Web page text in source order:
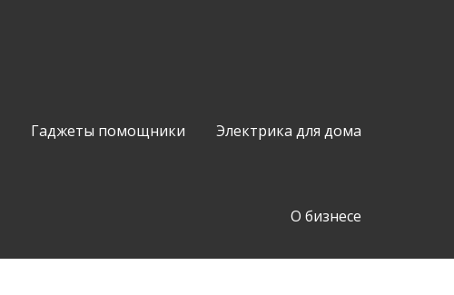
Гаджеты помощники Электрика для дома
О бизнесе